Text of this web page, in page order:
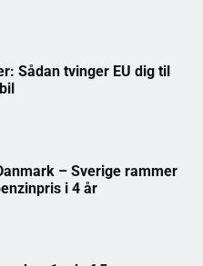
Sådan tvinger EU dig til
– Sverige rammer
i 4 år